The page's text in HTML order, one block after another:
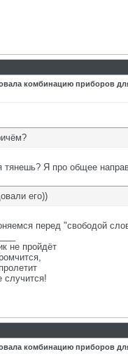
комбинацию приборов
тянешь? Я про общее
его))
перед "свободой
не пройдёт
случится!
комбинацию приборов